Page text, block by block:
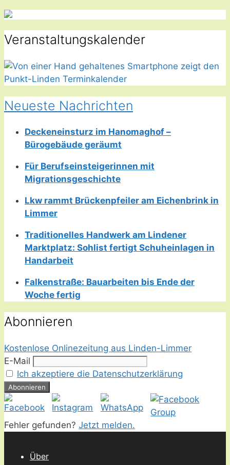
Veranstaltungskalender
Neueste Nachrichten
Deckeneinsturz im Hanomaghof –
Bürogebäude geräumt
Für Berufseinsteigerinnen mit
Migrationsgeschichte
Lkw rammt Brückenpfeiler am Eichenbrink in
Limmer
Traditionelles Handwerk am Lindener
Marktplatz: Sohlist fertigt Schuheinlagen in
Handarbeit
Falkenstraße: Bauarbeiten bis Ende der
Woche fertig
Abonnieren
Kostenlose Onlinezeitung aus Linden-Limmer
E-Mail
Ich akzeptiere die Datenschutzerklärung
Fehler gefunden? Jetzt melden.
Über